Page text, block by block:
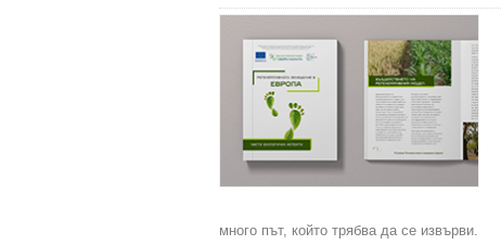
много път, който трябва да се извърви.